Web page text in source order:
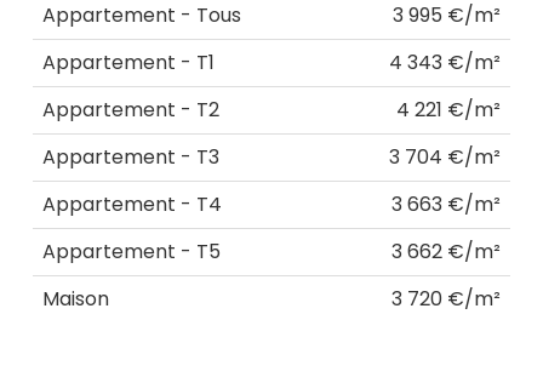
Appartement - Tous
3 995 €/m²
Appartement - T1
4 343 €/m²
Appartement - T2
4 221 €/m²
Appartement - T3
3 704 €/m²
Appartement - T4
3 663 €/m²
Appartement - T5
3 662 €/m²
Maison
3 720 €/m²